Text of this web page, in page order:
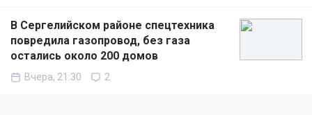
В Сергелийском районе спецтехника
повредила газопровод, без газа
остались около 200 домов
Вчера, 21:30 2